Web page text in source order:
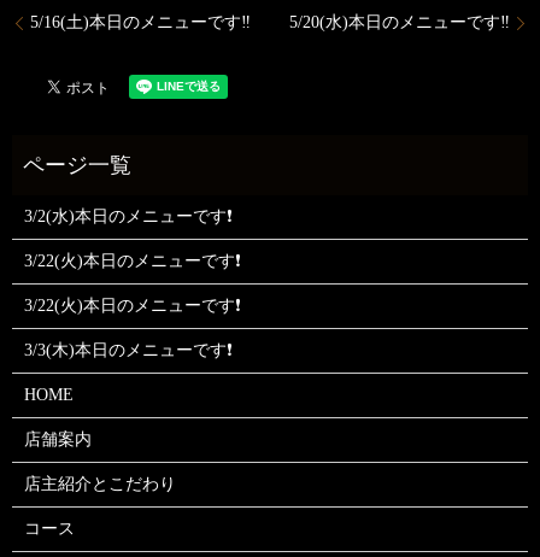
5/16(土)本日のメニューです‼️ 5/20(水)本日のメニューです‼️
3/2(水)本日のメニューです❗
3/22(火)本日のメニューです❗
3/22(火)本日のメニューです❗
3/3(木)本日のメニューです❗
HOME
店舗案内
店主紹介とこだわり
コース